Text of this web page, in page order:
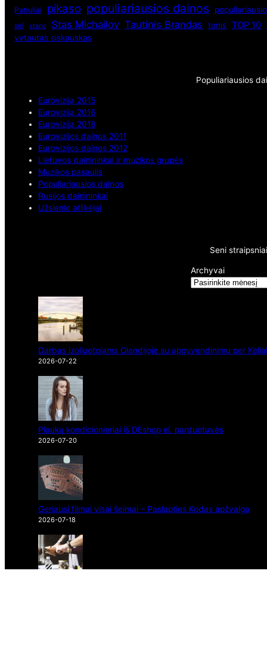
Patruliai pikaso populiariausios dainos
sel stano Stas Michailov Tautinis Brandas tonis TOP 10
vytautas siskauskas
Populiariausios
Eurovizija 2015
Eurovizija 2016
Eurovizija 2018
Eurovizijos dainos 2011
Eurovizijos dainos 2012
Lietuvos dainininkai ir muzikos grupės
Muzikos pasaulis
Populiariausios dainos
Rusijos dainininkai
Užsienio atlikėjai
Seni straipsniai
Archyvai
Darbas izoliuotojams Olandijoje su apgyvendinimu per
2026-07-22
Plaukų kondicionieriai iš DEshop el. parduotuvės
2026-07-20
Geriausi filmai visai šeimai – Paslapties Kodas apžvalga
2026-07-18